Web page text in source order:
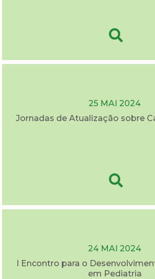
25 MAI 2024
Jornadas de Atualização sobre
24 MAI 2024
I Encontro para o
em Pediatria